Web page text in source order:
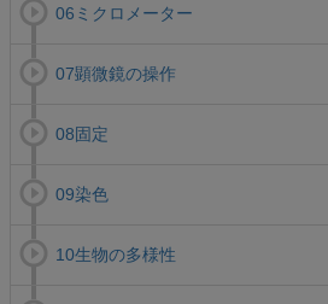
06ミクロメーター
07顕微鏡の操作
08固定
09染色
10生物の多様性